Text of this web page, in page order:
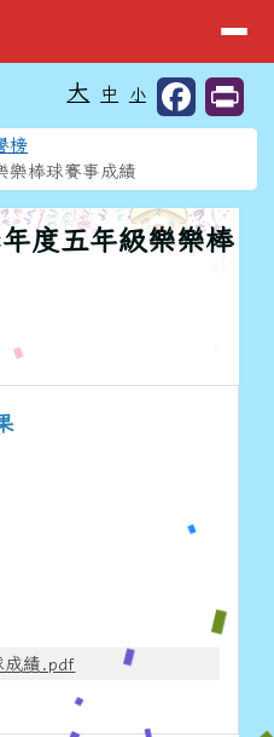
⏸
大 中 小
榜
樂棒球賽事成績
度五年級樂樂棒
成績.pdf